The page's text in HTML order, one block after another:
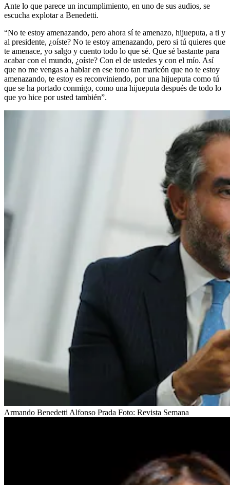
Ante lo que parece un incumplimiento, en uno de sus audios, se
escucha explotar a Benedetti.
“No te estoy amenazando, pero ahora sí te amenazo, hijueputa, a ti y
al presidente, ¿oíste? No te estoy amenazando, pero si tú quieres que
te amenace, yo salgo y cuento todo lo que sé. Que sé bastante para
acabar con el mundo, ¿oíste? Con el de ustedes y con el mío. Así
que no me vengas a hablar en ese tono tan maricón que no te estoy
amenazando, te estoy es reconviniendo, por una hijueputa como tú
que se ha portado conmigo, como una hijueputa después de todo lo
que yo hice por usted también”.
Armando Benedetti Alfonso Prada Foto: Revista Semana